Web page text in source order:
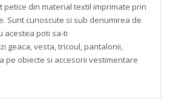
petice din material textil imprimate prin
Sunt cunoscute si sub denumirea de
acestea poti sa-ti
geaca, vesta, tricoul, pantalonii,
pe obiecte si accesorii vestimentare